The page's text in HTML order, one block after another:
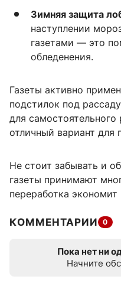
Зимняя защита
наступлении
газетами — это
обледенения.
Газеты активно
подстилок под
для
отличный вариант для
Не стоит забывать и
газеты принимают
переработка
КОММЕНТАРИИ 0
Пока нет ни
Начните